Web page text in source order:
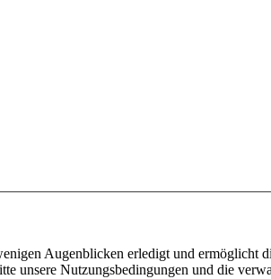
Augenblicken erledigt und ermöglicht
unsere Nutzungsbedingungen und die